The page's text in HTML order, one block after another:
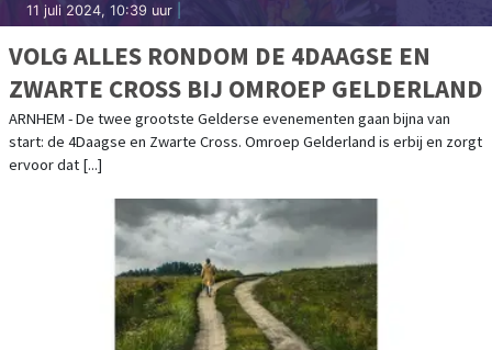
11 juli 2024, 10:39 uur
VOLG ALLES RONDOM DE 4DAAGSE EN
ZWARTE CROSS BIJ OMROEP GELDERLAND
ARNHEM - De twee grootste Gelderse evenementen gaan bijna van
start: de 4Daagse en Zwarte Cross. Omroep Gelderland is erbij en zorgt
ervoor dat [...]